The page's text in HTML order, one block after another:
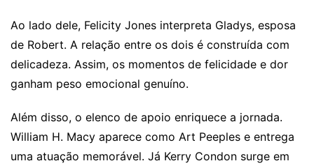
Ao lado dele, Felicity Jones interpreta Gladys, esposa
de Robert. A relação entre os dois é construída com
delicadeza. Assim, os momentos de felicidade e dor
ganham peso emocional genuíno.
Além disso, o elenco de apoio enriquece a jornada.
William H. Macy aparece como Art Peeples e entrega
uma atuação memorável. Já Kerry Condon surge em